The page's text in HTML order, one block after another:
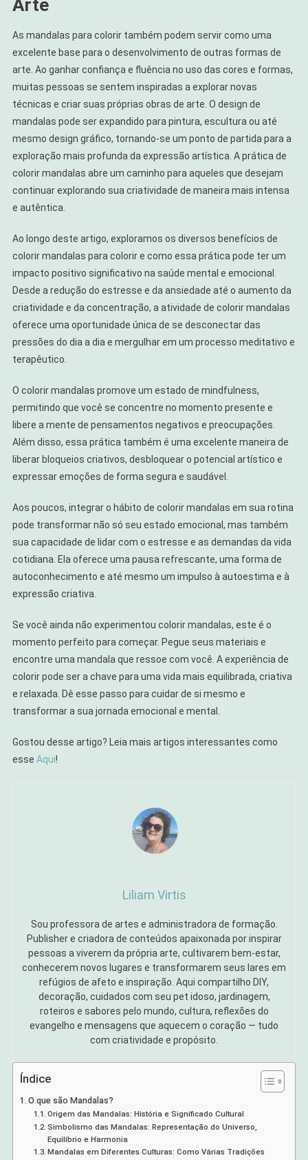
Arte
As mandalas para colorir também podem servir como uma
excelente base para o desenvolvimento de outras formas de
arte. Ao ganhar confiança e fluência no uso das cores e formas,
muitas pessoas se sentem inspiradas a explorar novas
técnicas e criar suas próprias obras de arte. O design de
mandalas pode ser expandido para pintura, escultura ou até
mesmo design gráfico, tornando-se um ponto de partida para a
exploração mais profunda da expressão artística. A prática de
colorir mandalas abre um caminho para aqueles que desejam
continuar explorando sua criatividade de maneira mais intensa
e autêntica.
Ao longo deste artigo, exploramos os diversos benefícios de
colorir mandalas para colorir e como essa prática pode ter um
impacto positivo significativo na saúde mental e emocional.
Desde a redução do estresse e da ansiedade até o aumento da
criatividade e da concentração, a atividade de colorir mandalas
oferece uma oportunidade única de se desconectar das
pressões do dia a dia e mergulhar em um processo meditativo e
terapêutico.
O colorir mandalas promove um estado de mindfulness,
permitindo que você se concentre no momento presente e
libere a mente de pensamentos negativos e preocupações.
Além disso, essa prática também é uma excelente maneira de
liberar bloqueios criativos, desbloquear o potencial artístico e
expressar emoções de forma segura e saudável.
Aos poucos, integrar o hábito de colorir mandalas em sua rotina
pode transformar não só seu estado emocional, mas também
sua capacidade de lidar com o estresse e as demandas da vida
cotidiana. Ela oferece uma pausa refrescante, uma forma de
autoconhecimento e até mesmo um impulso à autoestima e à
expressão criativa.
Se você ainda não experimentou colorir mandalas, este é o
momento perfeito para começar. Pegue seus materiais e
encontre uma mandala que ressoe com você. A experiência de
colorir pode ser a chave para uma vida mais equilibrada, criativa
e relaxada. Dê esse passo para cuidar de si mesmo e
transformar a sua jornada emocional e mental.
Gostou desse artigo? Leia mais artigos interessantes como
esse Aqui!
Liliam Virtis
Sou professora de artes e administradora de formação.
Publisher e criadora de conteúdos apaixonada por inspirar
pessoas a viverem da própria arte, cultivarem bem-estar,
conhecerem novos lugares e transformarem seus lares em
refúgios de afeto e inspiração. Aqui compartilho DIY,
decoração, cuidados com seu pet idoso, jardinagem,
roteiros e sabores pelo mundo, cultura, reflexões do
evangelho e mensagens que aquecem o coração — tudo
com criatividade e propósito.
Índice
O que são Mandalas?
Origem das Mandalas: História e Significado Cultural
Simbolismo das Mandalas: Representação do Universo,
Equilíbrio e Harmonia
Mandalas em Diferentes Culturas: Como Várias Tradições